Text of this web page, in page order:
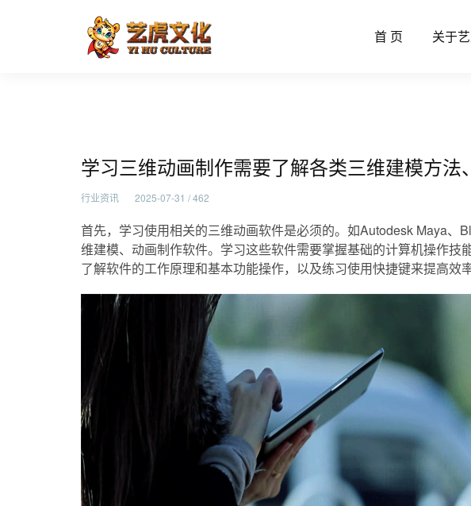
首 页 关于
学习三维动画制作需要了解各类三维建模
学习三维动画制作需要了解各类三维建模方法
行业资讯 2025-07-31 / 462
首先，学习使用相关的三维动画软件是必须的。如Autodesk Maya、
维建模、动画制作软件。学习这些软件需要掌握基础的计算机操作技
了解软件的工作原理和基本功能操作，以及练习使用快捷键来提高效率